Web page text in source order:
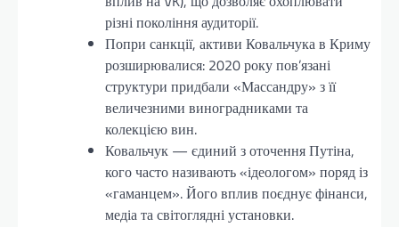
різні покоління аудиторії.
Попри санкції, активи Ковальчука в Криму
розширювалися: 2020 року пов’язані
структури придбали «Массандру» з її
величезними виноградниками та
колекцією вин.
Ковальчук — єдиний з оточення Путіна,
кого часто називають «ідеологом» поряд із
«гаманцем». Його вплив поєднує фінанси,
медіа та світоглядні установки.